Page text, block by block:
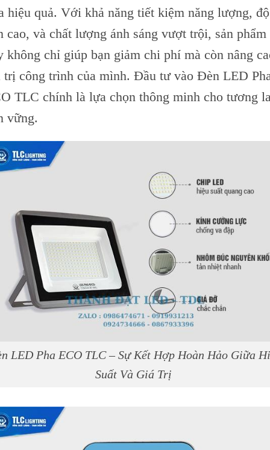
hiệu quả. Với khả năng tiết kiệm năng lượng, độ
cao, và chất lượng ánh sáng vượt trội, sản phẩm
không chỉ giúp bạn giảm chi phí mà còn nâng
trị công trình của mình. Đầu tư vào Đèn LED
TLC chính là lựa chọn thông minh cho tương
vững.
LED Pha ECO TLC – Sự Kết Hợp Hoàn Hảo Giữa
Suất Và Giá Trị